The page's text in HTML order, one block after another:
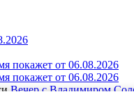
покажет от 06.08.2026
покажет от 06.08.2026
Вечер с Владимиром